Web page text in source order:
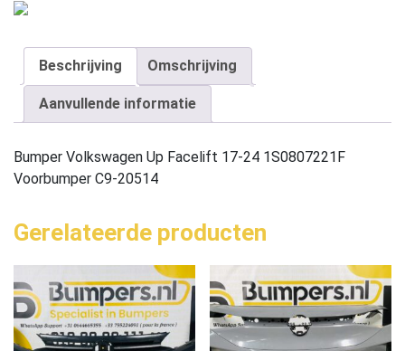
Beschrijving Omschrijving
Aanvullende informatie
Bumper Volkswagen Up Facelift 17-24 1S0807221F
Voorbumper C9-20514
Gerelateerde producten